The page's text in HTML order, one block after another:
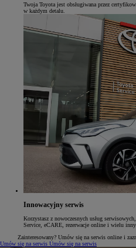
Twoja Toyota jest obsługiwana przez
w każdym detalu.
Innowacyjny serwis
Korzystasz z nowoczesnych usług
Service, eCARE, rezerwacje online i wielu
Zainteresowany? Umów się na serwis online i
Umów się na serwis Umów się na serwis